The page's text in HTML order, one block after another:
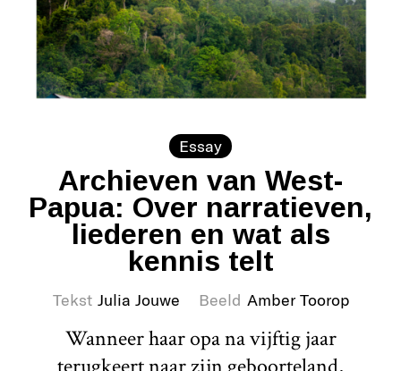
Essay
Archieven van West-
Papua: Over narratieven,
liederen en wat als
kennis telt
Tekst Julia Jouwe Beeld Amber Toorop
Wanneer haar opa na vijftig jaar